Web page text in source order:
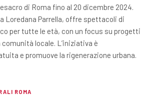
di Roma fino al 20 dicembre 2024.
Loredana Parrella, offre spettacoli di
per tutte le età, con un focus su progetti
locale. L’iniziativa è
e promuove la rigenerazione urbana.
ROMA